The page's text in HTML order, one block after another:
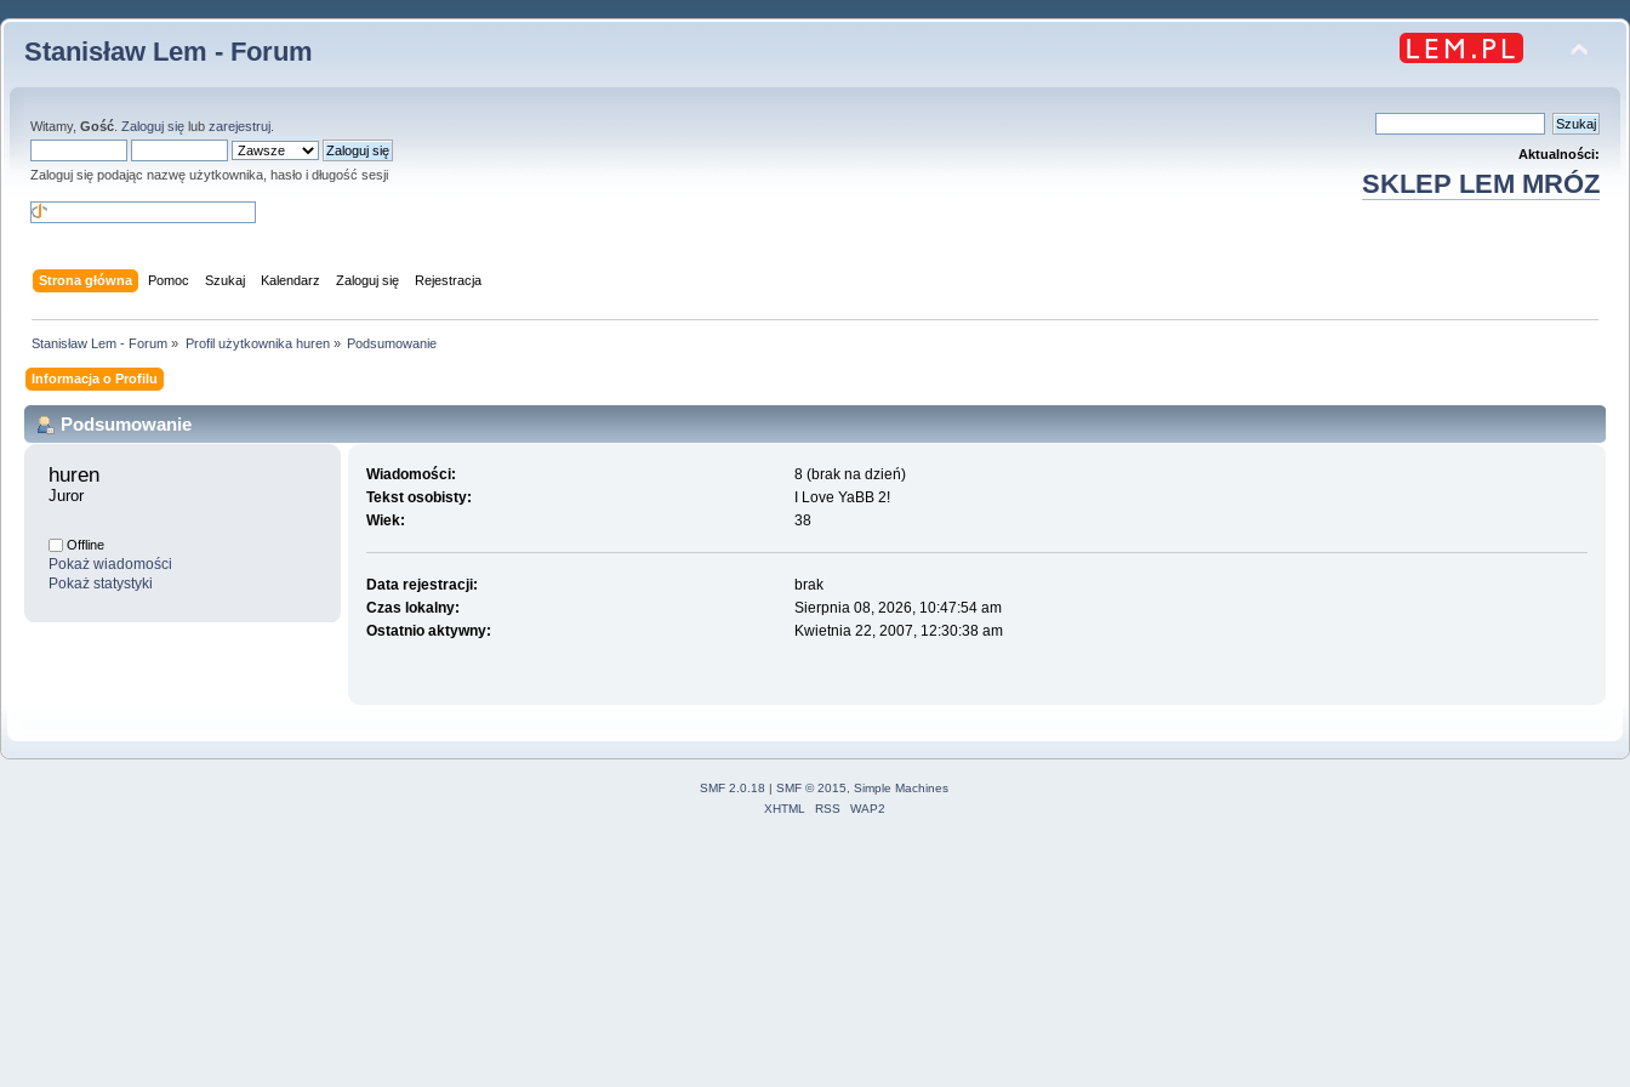
Stanisław Lem - Forum
Witamy, Gość Zaloguj się lub zarejestruj
Zaloguj się podając nazwę użytkownika, hasło i długość sesji
Aktualności:
SKLEP LEM MRÓZ
Strona główna Pomoc Szukaj Kalendarz Zaloguj się Rejestracja
Stanisław Lem - Forum » Profil użytkownika huren» Podsumowanie
Informacja o Profilu
Podsumowanie
huren
Juror
Offline
Pokaż wiadomości
Pokaż statystyki
Wiadomości:
8 (brak na dzień)
Tekst osobisty:
I Love YaBB 2!
Wiek:
38
Data rejestracji:
brak
Czas lokalny:
Sierpnia 08, 2026, 10:47:54 am
Ostatnio aktywny:
Kwietnia 22, 2007, 12:30:38 am
SMF 2.0.18 | SMF © 2015, Simple Machines
XHTML
RSS WAP2